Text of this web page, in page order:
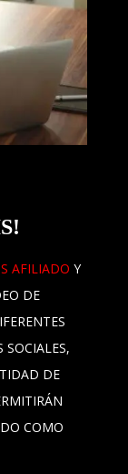
AFILIADO Y
DE
SOCIALES,
DE
COMO